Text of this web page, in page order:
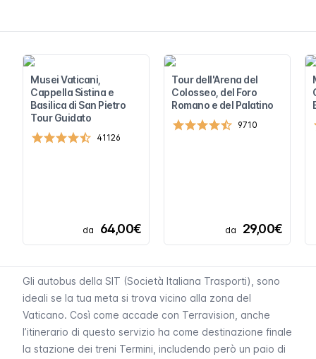
Musei Vaticani,
Cappella Sistina e
Basilica di San Pietro
Tour Guidato
41126
da 64,00€
Tour dell'Arena del
Colosseo, del Foro
Romano e del Palatino
9710
da 29,00€
Gli autobus della SIT (Società Italiana Trasporti), sono
ideali se la tua meta si trova vicino alla zona del
Vaticano. Così come accade con Terravision , anche
l’itinerario di questo servizio ha come destinazione finale
la stazione dei treni Termini, includendo però un paio di